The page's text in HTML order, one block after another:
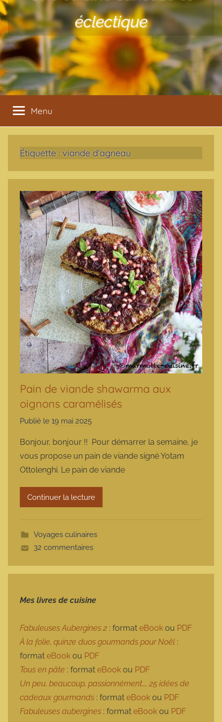
éclectique
Menu
Étiquette : viande d’agneau
Pain de viande shawarma aux
oignons caramélisés
Publié le 19 mai 2025
r
m
a
r
m
t
e
Bonjour, bonjour !! Pour démarrer la semaine, je
vous propose un pain de viande signé Yotam
Ottolenghi. Le pain de viande
Continuer la lecture
Voyages culinaires
32 commentaires
Mes livres de cuisine
Fabuleuses Aubergines 2 : format eBook ou PDF
À la folie, quinze duos gourmands pour Noël :
format eBook ou PDF
Tous en pâte : format eBook ou PDF
Un peu, beaucoup, passionnément…, 25 idées de
cadeaux gourmands : format eBook ou PDF
Fabuleuses aubergines : format eBook ou PDF